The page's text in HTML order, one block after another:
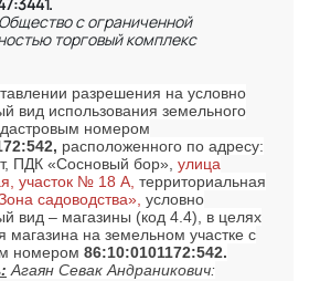
с ограниченной
торговый комплекс
разрешения на условно
вид использования земельного
номером
расположенного по адресу:
ПДК «Сосновый бор», улица
участок № 18 А, территориальная
садоводства», условно
вид – магазины (код 4.4), в целях
магазина на земельном участке с
номером 86:10:0101172:542.
Агаян Севак Андраникович: